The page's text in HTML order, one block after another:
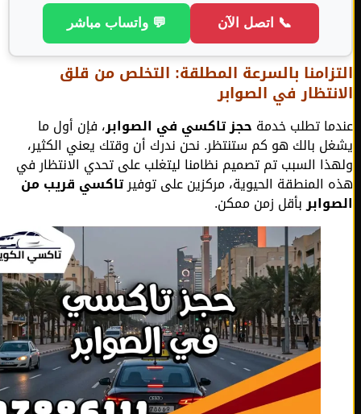
📞 اتصل الآن 💬 واتساب مباشر
بالسرعة المطلقة: التخلص من قلق
في الصوابر
تطلب خدمةحجز تاكسي في الصوابر، فإن أول ما
بالك هو كم ستنتظر. نحن ندرك أن وقتك يعني الكثير،
السبب تم تصميم نظامنا ليتغلب على تحدي الانتظار في
المنطقة الحيوية، مركزين على توفيرتاكسي قريب من
بأقل زمن ممكن.